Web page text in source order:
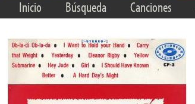
Inicio Búsqueda Canciones